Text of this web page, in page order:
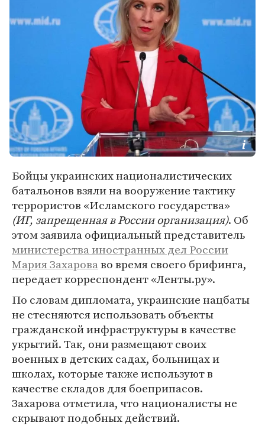
Бойцы украинских националистических
батальонов взяли на вооружение тактику
террористов «Исламского государства»
(ИГ, запрещенная в России организация). Об
этом заявила официальный представитель
министерства иностранных дел России
Мария Захароваво время своего брифинга,
передает корреспондент «Ленты.ру».
По словам дипломата, украинские нацбаты
не стесняются использовать объекты
гражданской инфраструктуры в качестве
укрытий. Так, они размещают своих
военных в детских садах, больницах и
школах, которые также используют в
качестве складов для боеприпасов.
Захарова отметила, что националисты не
скрывают подобных действий.